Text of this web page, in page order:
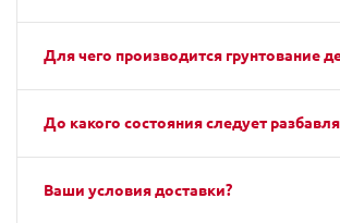
Для чего производится грунтование
До какого состояния следует
Ваши условия доставки?